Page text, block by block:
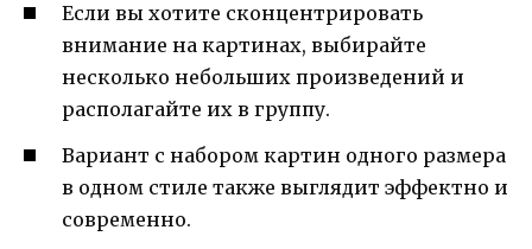
Если вы хотите сконцентрировать
внимание на картинах, выбирайте
несколько небольших произведений и
располагайте их в группу.
Вариант с набором картин одного размера
в одном стиле также выглядит эффектно и
современно.